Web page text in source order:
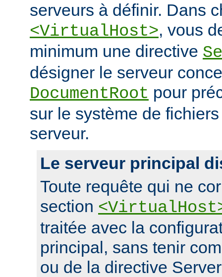
serveurs à définir. Dans
<VirtualHost>, vous
minimum une directive
désigner le serveur
DocumentRoot pour
sur le système de
serveur.
Le serveur principal
Toute requête qui ne
section
traitée avec la
principal, sans tenir
ou de la directive